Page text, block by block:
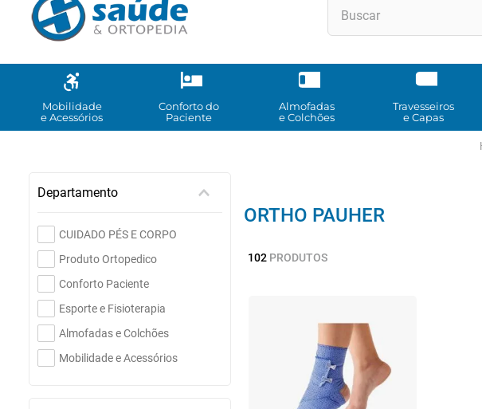
Mobilidade
e Acessórios
Conforto do
Paciente
Almofadas
e Colchões
Travesseiros
e Capas
Departamento
CUIDADO PÉS E CORPO
Produto Ortopedico
Conforto Paciente
Esporte e Fisioterapia
Almofadas e Colchões
Mobilidade e Acessórios
ORTHO PAUHER
102 PRODUTOS
TERMOS MAIS BUSCADOS
1º
andadores
cadeira rodas